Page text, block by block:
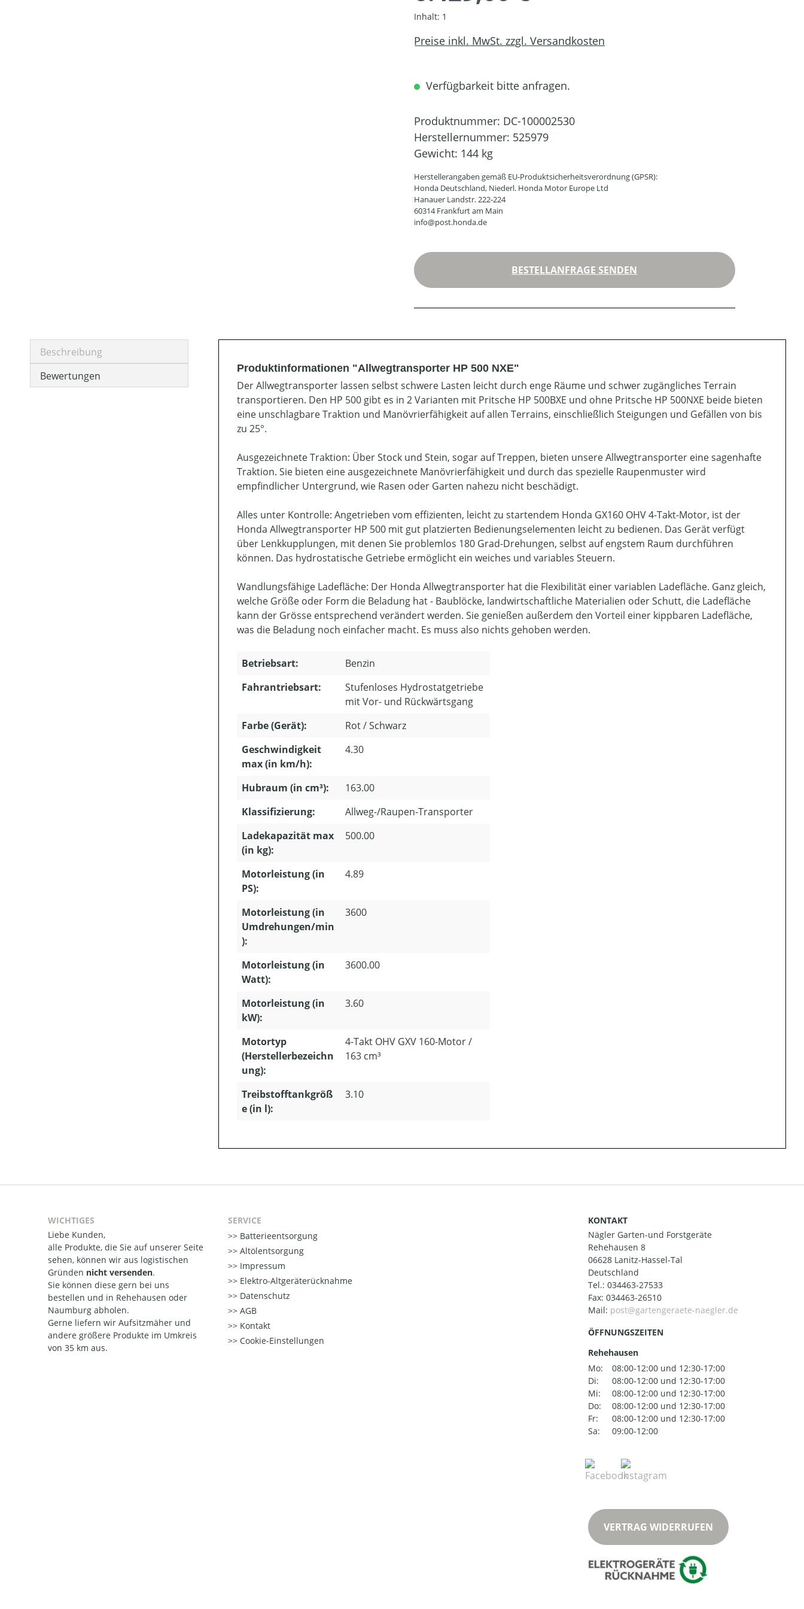
Inhalt: 1
Preise inkl. MwSt. zzgl. Versandkosten
Verfügbarkeit bitte anfragen.
Produktnummer: DC-100002530
Herstellernummer: 525979
Gewicht: 144 kg
Herstellerangaben gemäß EU-Produktsicherheitsverordnung (GPSR):
Honda Deutschland, Niederl. Honda Motor Europe Ltd
Hanauer Landstr. 222-224
60314 Frankfurt am Main
info@post.honda.de
BESTELLANFRAGE SENDEN
Beschreibung
Bewertungen
Produktinformationen "Allwegtransporter HP 500 NXE"
Der Allwegtransporter lassen selbst schwere Lasten leicht durch enge Räume und schwer zugängliches Terrain
transportieren. Den HP 500 gibt es in 2 Varianten mit Pritsche HP 500BXE und ohne Pritsche HP 500NXE beide bieten
eine unschlagbare Traktion und Manövrierfähigkeit auf allen Terrains, einschließlich Steigungen und Gefällen von bis
zu 25°.
Ausgezeichnete Traktion: Über Stock und Stein, sogar auf Treppen, bieten unsere Allwegtransporter eine sagenhafte
Traktion. Sie bieten eine ausgezeichnete Manövrierfähigkeit und durch das spezielle Raupenmuster wird
empfindlicher Untergrund, wie Rasen oder Garten nahezu nicht beschädigt.
Alles unter Kontrolle: Angetrieben vom effizienten, leicht zu startendem Honda GX160 OHV 4-Takt-Motor, ist der
Honda Allwegtransporter HP 500 mit gut platzierten Bedienungselementen leicht zu bedienen. Das Gerät verfügt
über Lenkkupplungen, mit denen Sie problemlos 180 Grad-Drehungen, selbst auf engstem Raum durchführen
können. Das hydrostatische Getriebe ermöglicht ein weiches und variables Steuern.
Wandlungsfähige Ladefläche: Der Honda Allwegtransporter hat die Flexibilität einer variablen Ladefläche. Ganz gleich,
welche Größe oder Form die Beladung hat - Baublöcke, landwirtschaftliche Materialien oder Schutt, die Ladefläche
kann der Grösse entsprechend verändert werden. Sie genießen außerdem den Vorteil einer kippbaren Ladefläche,
was die Beladung noch einfacher macht. Es muss also nichts gehoben werden.
Betriebsart:
Benzin
Fahrantriebsart:
Stufenloses Hydrostatgetriebe
mit Vor- und Rückwärtsgang
Farbe (Gerät):
Rot / Schwarz
Geschwindigkeit
max (in km/h):
4.30
Hubraum (in cm³):
163.00
Klassifizierung:
Allweg-/Raupen-Transporter
Ladekapazität max
(in kg):
500.00
Motorleistung (in
PS):
4.89
Motorleistung (in
Umdrehungen/min
):
3600
Motorleistung (in
Watt):
3600.00
Motorleistung (in
kW):
3.60
Motortyp
(Herstellerbezeichn
ung):
4-Takt OHV GXV 160-Motor /
163 cm³
Treibstofftankgröß
e (in l):
3.10
WICHTIGES
Liebe Kunden,
alle Produkte, die Sie auf unserer Seite
sehen, können wir aus logistischen
Gründen nicht versenden.
Sie können diese gern bei uns
bestellen und in Rehehausen oder
Naumburg abholen.
Gerne liefern wir Aufsitzmäher und
andere größere Produkte im Umkreis
von 35 km aus.
SERVICE
Batterieentsorgung
Altölentsorgung
Impressum
Elektro-Altgeräterücknahme
Datenschutz
AGB
Kontakt
Cookie-Einstellungen
KONTAKT
Nägler Garten-und Forstgeräte
Rehehausen 8
06628 Lanitz-Hassel-Tal
Deutschland
Tel.: 034463-27533
Fax: 034463-26510
Mail:
ÖFFNUNGSZEITEN
Rehehausen
Mo:
08:00-12:00 und 12:30-17:00
Di:
08:00-12:00 und 12:30-17:00
Mi:
08:00-12:00 und 12:30-17:00
Do:
08:00-12:00 und 12:30-17:00
Fr:
08:00-12:00 und 12:30-17:00
Sa:
09:00-12:00
VERTRAG WIDERRUFEN